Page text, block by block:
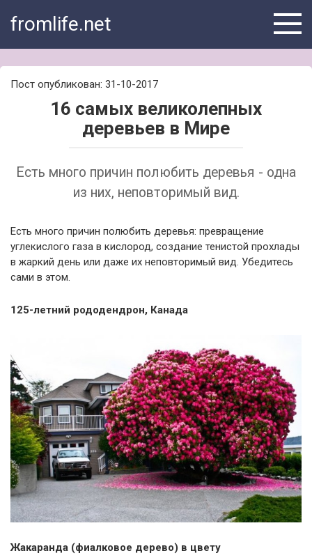
fromlife.net
Пост опубликован: 31-10-2017
16 самых великолепных
деревьев в Мире
Есть много причин полюбить деревья - одна
из них, неповторимый вид.
Есть много причин полюбить деревья: превращение
углекислого газа в кислород, создание тенистой прохлады
в жаркий день или даже их неповторимый вид. Убедитесь
сами в этом.
125-летний рододендрон, Канада
Жакаранда (фиалковое дерево) в цвету